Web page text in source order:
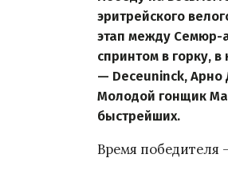
эритрейского
этап между Семюр-
спринтом в горку,
— Deceuninck, Арно
Молодой гонщик
быстрейших.
Время победителя